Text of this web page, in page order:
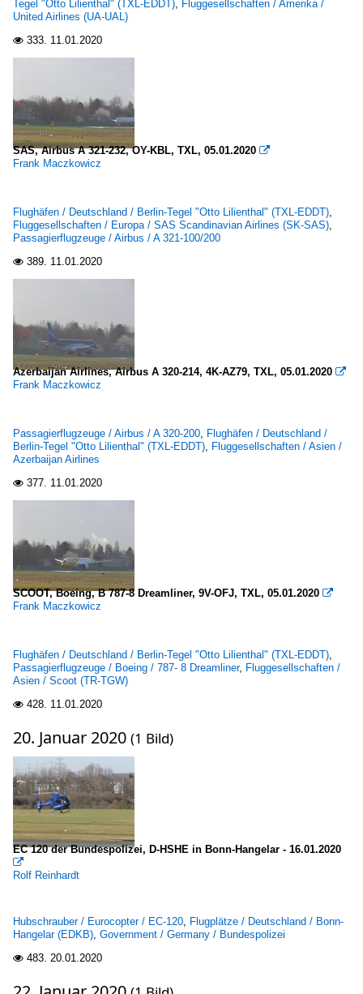
Tegel "Otto Lilienthal" (TXL-EDDT), Fluggesellschaften / Amerika /
United Airlines (UA-UAL)
 333. 11.01.2020
SAS, Airbus A 321-232, OY-KBL, TXL, 05.01.2020 
Frank Maczkowicz
Flughäfen / Deutschland / Berlin-Tegel "Otto Lilienthal" (TXL-EDDT),
Fluggesellschaften / Europa / SAS Scandinavian Airlines (SK-SAS),
Passagierflugzeuge / Airbus / A 321-100/200
 389. 11.01.2020
Azerbaijan Airlines, Airbus A 320-214, 4K-AZ79, TXL, 05.01.2020 
Frank Maczkowicz
Passagierflugzeuge / Airbus / A 320-200, Flughäfen / Deutschland /
Berlin-Tegel "Otto Lilienthal" (TXL-EDDT), Fluggesellschaften / Asien /
Azerbaijan Airlines
 377. 11.01.2020
SCOOT, Boeing, B 787-8 Dreamliner, 9V-OFJ, TXL, 05.01.2020 
Frank Maczkowicz
Flughäfen / Deutschland / Berlin-Tegel "Otto Lilienthal" (TXL-EDDT),
Passagierflugzeuge / Boeing / 787- 8 Dreamliner, Fluggesellschaften /
Asien / Scoot (TR-TGW)
 428. 11.01.2020
20. Januar 2020 (1 Bild)
EC 120 der Bundespolizei, D-HSHE in Bonn-Hangelar - 16.01.2020

Rolf Reinhardt
Hubschrauber / Eurocopter / EC-120, Flugplätze / Deutschland / Bonn-
Hangelar (EDKB), Government / Germany / Bundespolizei
 483. 20.01.2020